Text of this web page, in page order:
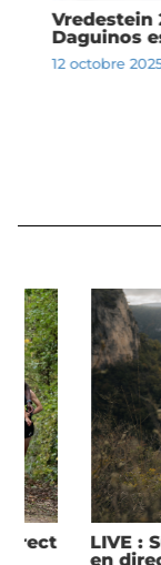
Vredestein
Daguinos est
12 octobre 2025 |
LIVE : Suivez
en direct sur